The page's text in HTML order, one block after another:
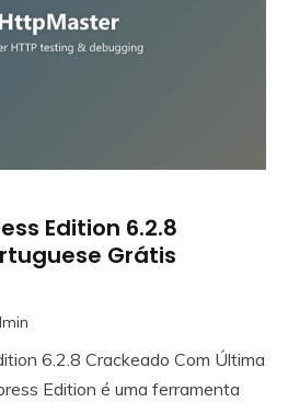
Edition 6.2.8
Grátis
6.2.8 Crackeado Com Última
Edition é uma ferramenta